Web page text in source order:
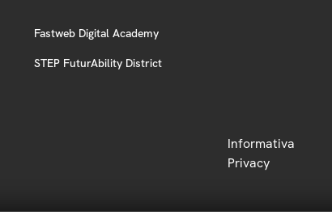
Fastweb Digital Academy
STEP FuturAbility District
Informativa
Privacy